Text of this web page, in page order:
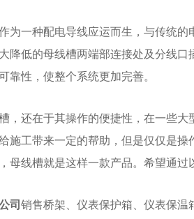
为一种配电导线应运而生，与传统
降低的母线槽两端部连接处及分线
靠性，使整个系统更加完善。
，还在于其操作的便捷性，在一些
施工带来一定的帮助，但是仅仅是
母线槽就是这样一款产品。希望通
司销售桥架、 仪表保护箱、 仪表保温